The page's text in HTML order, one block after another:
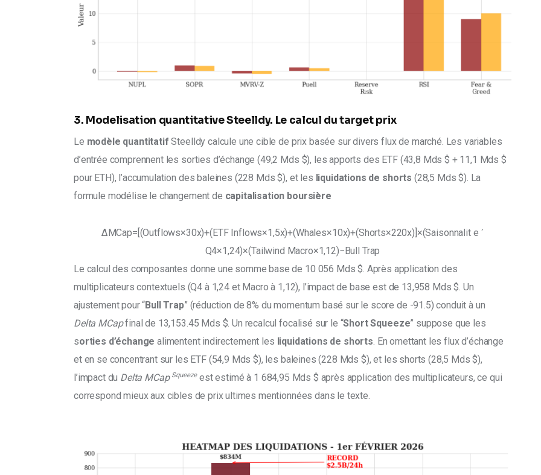
3. Modelisation quantitative Steelldy. Le calcul du target prix
Le modèle quantitatif Steelldy calcule une cible de prix basée sur divers flux de marché. Les variables
d’entrée comprennent les sorties d’échange (49,2 Mds $), les apports des ETF (43,8 Mds $ + 11,1 Mds $
pour ETH), l’accumulation des baleines (228 Mds $), et les liquidations de shorts (28,5 Mds $). La
formule modélise le changement de capitalisation boursière
ΔMCap=[(Outflows×30x)+(ETF Inflows×1,5x)+(Whales×10x)+(Shorts×220x)]×(Saisonnalit e ˊ
Q4×1,24)×(Tailwind Macro×1,12)−Bull Trap
Le calcul des composantes donne une somme base de 10 056 Mds $. Après application des
multiplicateurs contextuels (Q4 à 1,24 et Macro à 1,12), l’impact de base est de 13,958 Mds $. Un
ajustement pour “Bull Trap” (réduction de 8% du momentum basé sur le score de -91.5) conduit à un
Delta MCap final de 13,153.45 Mds $. Un recalcul focalisé sur le “Short Squeeze” suppose que les
sorties d’échange alimentent indirectement les liquidations de shorts. En omettant les flux d’échange
et en se concentrant sur les ETF (54,9 Mds $), les baleines (228 Mds $), et les shorts (28,5 Mds $),
l’impact du Delta MCap Squeeze est estimé à 1 684,95 Mds $ après application des multiplicateurs, ce qui
correspond mieux aux cibles de prix ultimes mentionnées dans le texte.